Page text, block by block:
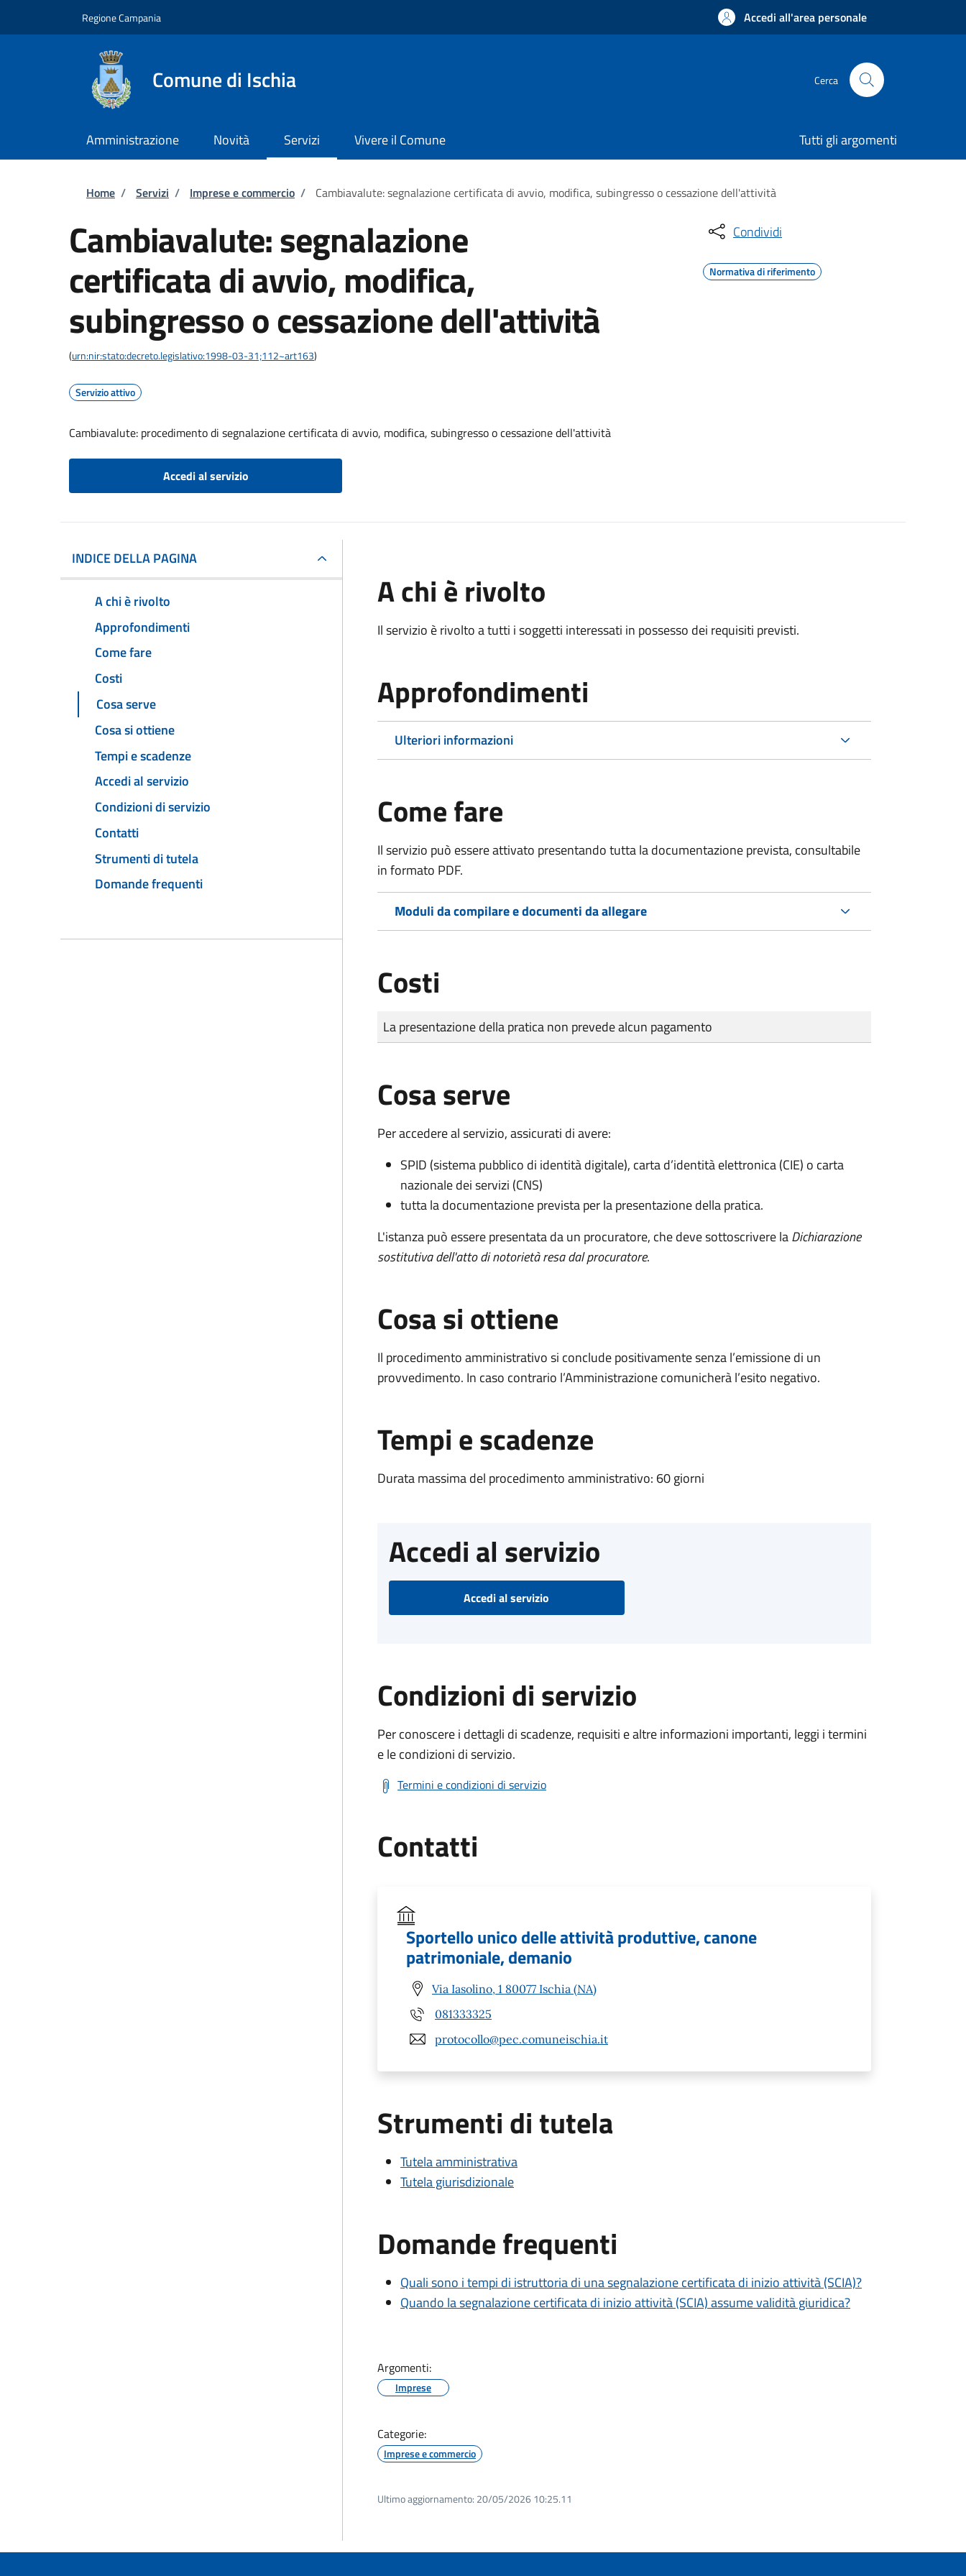
Regione Campania Accedi all'area personale
Comune di Ischia Cerca
Amministrazione Novità Servizi Vivere il Comune Tutti gli argomenti
Briciole di pane
Home / Servizi / Imprese e commercio / Cambiavalute: segnalazione certificata di avvio, modifica, subingresso o cessazione dell'attività
Cambiavalute: segnalazione
certificata di avvio, modifica,
subingresso o cessazione dell'attività
(urn:nir:stato:decreto.legislativo:1998-03-31;112~art163)
Servizio attivo
Cambiavalute: procedimento di segnalazione certificata di avvio, modifica, subingresso o cessazione dell'attività
Accedi al servizio
Condividi
Normativa di riferimento
INDICE DELLA PAGINA
A chi è rivolto
Approfondimenti
Come fare
Costi
Cosa serve
Cosa si ottiene
Tempi e scadenze
Accedi al servizio
Condizioni di servizio
Contatti
Strumenti di tutela
Domande frequenti
A chi è rivolto
Il servizio è rivolto a tutti i soggetti interessati in possesso dei requisiti previsti.
Approfondimenti
Ulteriori informazioni
Come fare
Il servizio può essere attivato presentando tutta la documentazione prevista, consultabile
in formato PDF.
Moduli da compilare e documenti da allegare
Costi
Tipo di pagamento
Importo
La presentazione della pratica non prevede alcun pagamento
Cosa serve
Per accedere al servizio, assicurati di avere:
SPID (sistema pubblico di identità digitale), carta d’identità elettronica (CIE) o carta
nazionale dei servizi (CNS)
tutta la documentazione prevista per la presentazione della pratica.
L'istanza può essere presentata da un procuratore, che deve sottoscrivere laDichiarazione
sostitutiva dell'atto di notorietà resa dal procuratore.
Cosa si ottiene
Il procedimento amministrativo si conclude positivamente senza l’emissione di un
provvedimento. In caso contrario l’Amministrazione comunicherà l’esito negativo.
Tempi e scadenze
Durata massima del procedimento amministrativo: 60 giorni
Accedi al servizio
Accedi al servizio
Condizioni di servizio
Per conoscere i dettagli di scadenze, requisiti e altre informazioni importanti, leggi i termini
e le condizioni di servizio.
Termini e condizioni di servizio
Contatti
Sportello unico delle attività produttive, canone
patrimoniale, demanio
Via Iasolino, 1 80077 Ischia (NA)
081333325
protocollo@pec.comuneischia.it
Strumenti di tutela
Tutela amministrativa
Tutela giurisdizionale
Domande frequenti
Quali sono i tempi di istruttoria di una segnalazione certificata di inizio attività (SCIA)?
Quando la segnalazione certificata di inizio attività (SCIA) assume validità giuridica?
Argomenti:
Imprese
Categorie:
Imprese e commercio
Ultimo aggiornamento: 20/05/2026 10:25.11